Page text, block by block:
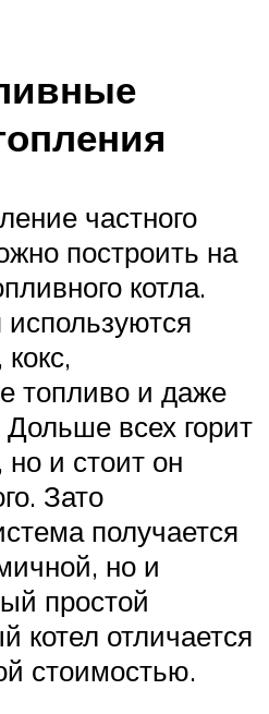
частного
построить на
котла.
топливо и даже
всех горит
и стоит он
Зато
получается
но и
простой
котел отличается
стоимостью.